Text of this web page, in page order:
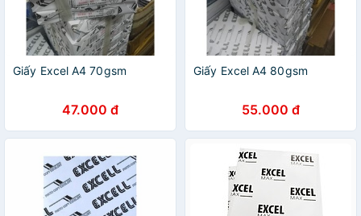
Giấy Excel A4 70gsm
47.000 đ
Giấy Excel A4 80gsm
55.000 đ